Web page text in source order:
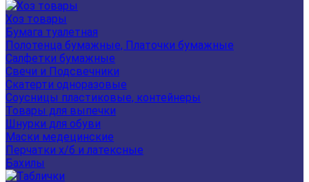
Хоз товары
Бумага туалетная
Полотенца бумажные, Платочки бумажные
Салфетки бумажные
Свечи и Подсвечники
Скатерти одноразовые
Соусницы пластиковые, контейнеры
Товары для выпечки
Шнурки для обуви
Маски медецинские
Перчатки х/б и латексные
Бахилы